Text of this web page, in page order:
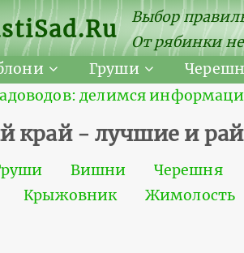
Выбор
От рябинки
Груши
делимся
край - лучшие и
Вишни Черешня
Крыжовник Жимолость